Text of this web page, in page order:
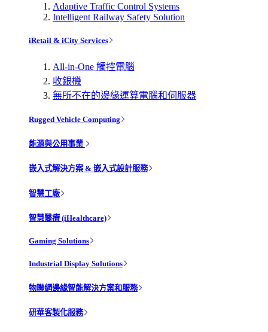
Adaptive Traffic Control Systems
Intelligent Railway Safety Solution
iRetail & iCity Services
All-in-One 觸控電腦
收銀機
無所不在的邊緣運算電腦和伺服器
Rugged Vehicle Computing
能源與公用事業
嵌入式解決方案 & 嵌入式設計服務
智慧工廠
智慧醫療 (iHealthcare)
Gaming Solutions
Industrial Display Solutions
物聯網邊緣智能解決方案和服務
研華客製化服務